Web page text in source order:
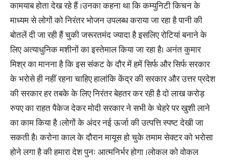
कामयाब होता देख रहे हैं ।उनका कहना था कि कम्युनिटी किचन के
माध्यम से लोगों को निरंतर भोजन उपलब्ध कराया जा रहा है पानी की
बोतलें दी जा रही हैं चुकी जरूरतमंद ज्यादा है इसलिए रोटियां बनाने के
लिए अत्याधुनिक मशीनों का इस्तेमाल किया जा रहा है। अनंत कुमार
मिश्र का मानना है कि इस संकट के दौर में हमें सिर्फ और सिर्फ सरकार
के भरोसे ही नहीं रहना चाहिए हालांकि केंद्र की सरकार और उत्तर प्रदेश
की सरकार हर तबके के लिए निरंतर बेहतर कर रही है दो लाख करोड़
रुपए का राहत पैकेज देकर मोदी सरकार ने सभी के चेहरे पर खुशी लाने
का काम किया है ।लोगों के अंदर नई ऊर्जा की उत्पत्ति स्पष्ट देखी जा
सकती है। करोना काल के दौरान मायूस हो चुके तमाम सेक्टर को भरोसा
होने लगा है की हमारा देश पुनः आत्मनिर्भर होगा ।लोकल को वोकल